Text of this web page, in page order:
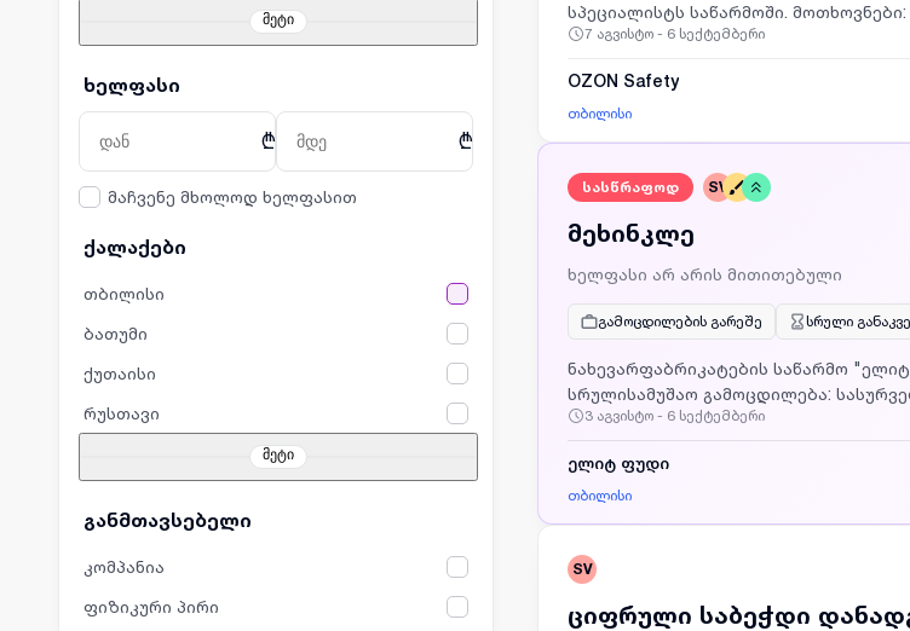
მეტი
ხელფასი
₾ ₾
მაჩვენე მხოლოდ ხელფასით
ქალაქები
თბილისი
ბათუმი
ქუთაისი
რუსთავი
მეტი
განმთავსებელი
კომპანია
ფიზიკური პირი
სპეციალისტს საწარმოში.
7 აგვისტო - 6 სექტემბერი
OZON Safety
თბილისი
სასწრაფოდ SV
მეხინკლე
ხელფასი არ არის მითითებული
გამოცდილების გარეშე სრული
ნახევარფაბრიკატების საწარმო
სრულისამუშაო გამოცდილება:
შემთხვევაში დაგვიკავშირდით
3 აგვისტო - 6 სექტემბერი
ელიტ ფუდი
თბილისი
SV
ციფრული საბეჭდი